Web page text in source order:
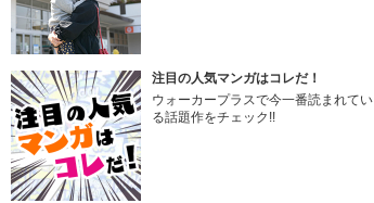
注目の人気マンガはコレだ！
ウォーカープラスで今一番読まれてい
る話題作をチェック!!